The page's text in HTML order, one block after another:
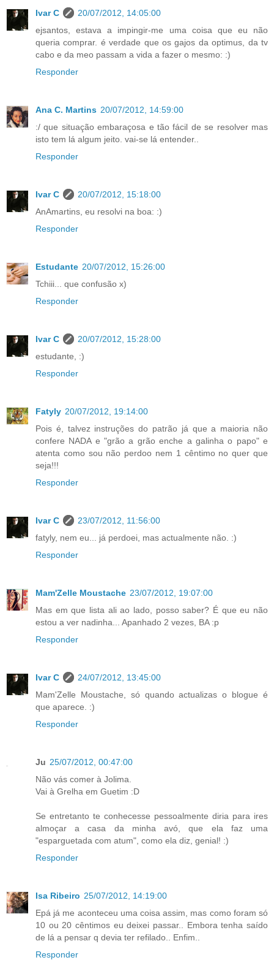
Ivar C
20/07/2012, 14:05:00
ejsantos, estava a impingir-me uma coisa que eu não
queria comprar. é verdade que os gajos da optimus, da tv
cabo e da meo passam a vida a fazer o mesmo: :)
Responder
Ana C. Martins 20/07/2012, 14:59:00
:/ que situação embaraçosa e tão fácil de se resolver mas
isto tem lá algum jeito. vai-se lá entender..
Responder
Ivar C
20/07/2012, 15:18:00
AnAmartins, eu resolvi na boa: :)
Responder
Estudante 20/07/2012, 15:26:00
Tchiii... que confusão x)
Responder
Ivar C
20/07/2012, 15:28:00
estudante, :)
Responder
Fatyly 20/07/2012, 19:14:00
Pois é, talvez instruções do patrão já que a maioria não
confere NADA e "grão a grão enche a galinha o papo" e
atenta como sou não perdoo nem 1 cêntimo no quer que
seja!!!
Responder
Ivar C
23/07/2012, 11:56:00
fatyly, nem eu... já perdoei, mas actualmente não. :)
Responder
Mam'Zelle Moustache 23/07/2012, 19:07:00
Mas em que lista ali ao lado, posso saber? É que eu não
estou a ver nadinha... Apanhado 2 vezes, BA :p
Responder
Ivar C
24/07/2012, 13:45:00
Mam'Zelle Moustache, só quando actualizas o blogue é
que aparece. :)
Responder
Ju 25/07/2012, 00:47:00
Não vás comer à Jolima.
Vai à Grelha em Guetim :D
Se entretanto te conhecesse pessoalmente diria para ires
almoçar a casa da minha avó, que ela faz uma
"esparguetada com atum", como ela diz, genial! :)
Responder
Isa Ribeiro 25/07/2012, 14:19:00
Epá já me aconteceu uma coisa assim, mas como foram só
10 ou 20 cêntimos eu deixei passar.. Embora tenha saído
de lá a pensar q devia ter refilado.. Enfim..
Responder